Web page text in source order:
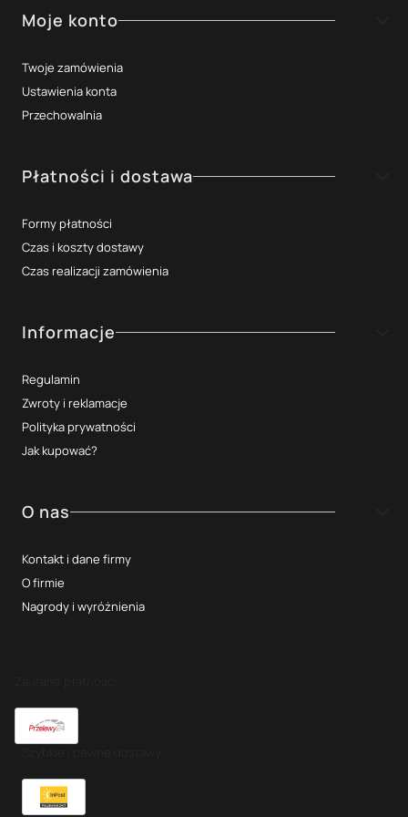
Moje konto
Twoje zamówienia
Ustawienia konta
Przechowalnia
Płatności i dostawa
Formy płatności
Czas i koszty dostawy
Czas realizacji zamówienia
Informacje
Regulamin
Zwroty i reklamacje
Polityka prywatności
Jak kupować?
O nas
Kontakt i dane firmy
O firmie
Nagrody i wyróżnienia